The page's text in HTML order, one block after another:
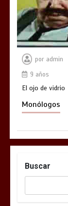
por admin
9 años
El ojo de vidrio
Monólogos
Buscar